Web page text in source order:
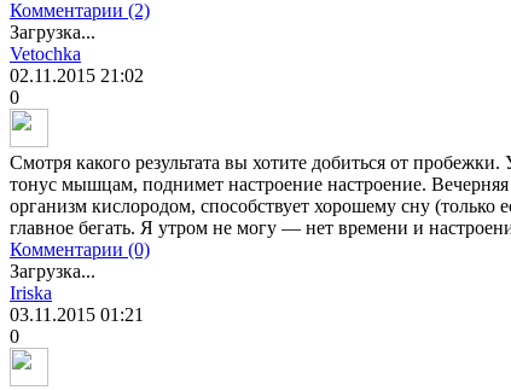
Комментарии (2)
Загрузка...
Vetochka
02.11.2015 21:02
0
Смотря какого результата вы хотите добиться от
тонус мышцам, поднимет настроение настроение.
организм кислородом, способствует хорошему сну (только
главное бегать. Я утром не могу — нет времени и
Комментарии (0)
Загрузка...
Iriska
03.11.2015 01:21
0